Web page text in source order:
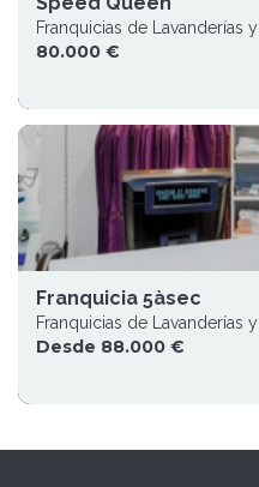
Franquicias de Lavanderías
80.000 €
Franquicia 5àsec
Franquicias de Lavanderías
Desde 88.000 €